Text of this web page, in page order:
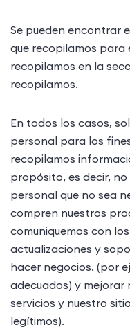
Se pueden encontrar
que recopilamos para
recopilamos en la
recopilamos.
En todos los casos,
personal para los
recopilamos
propósito, es decir,
personal que no sea
compren nuestros
comuniquemos con
actualizaciones y
hacer negocios. (por
adecuados) y
servicios y nuestro
legítimos).